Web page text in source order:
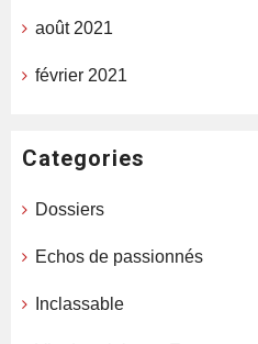
août 2021
février 2021
Categories
Dossiers
Echos de passionnés
Inclassable